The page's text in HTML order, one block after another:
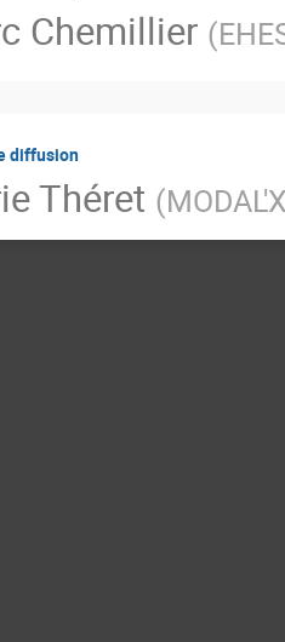
Chemillier (
diffusion
Théret (